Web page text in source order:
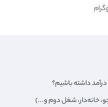
داشته باشیم؟
خانه‌دار،‌ شغل دوم و...)